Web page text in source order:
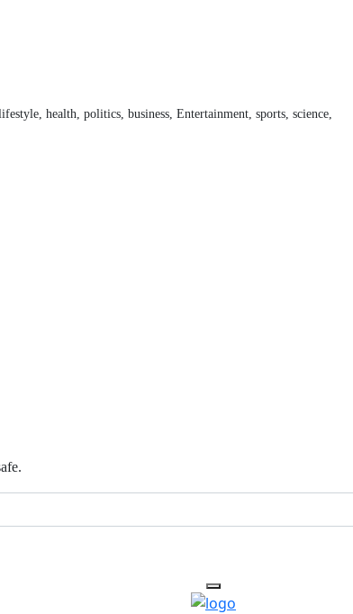
health, politics, business, Entertainment, sports, science,